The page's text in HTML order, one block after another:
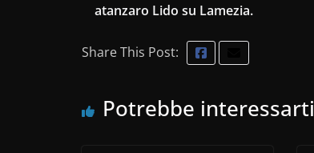
atanzaro Lido su Lamezia.
Share This Post:
Potrebbe interessarti